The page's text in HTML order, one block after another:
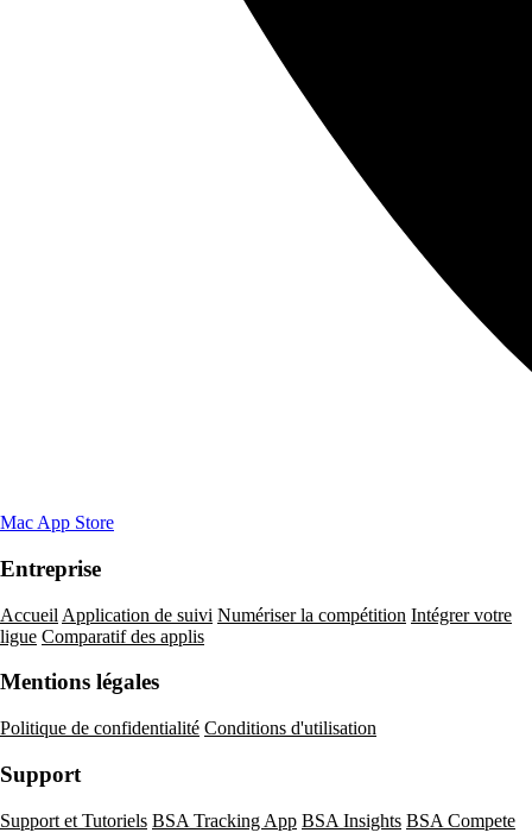
Mac App Store
Entreprise
Accueil Application de suivi Numériser la compétition Intégrer votre
ligue Comparatif des applis
Mentions légales
Politique de confidentialité Conditions d'utilisation
Support
Support et Tutoriels BSA Tracking App BSA Insights BSA Compete